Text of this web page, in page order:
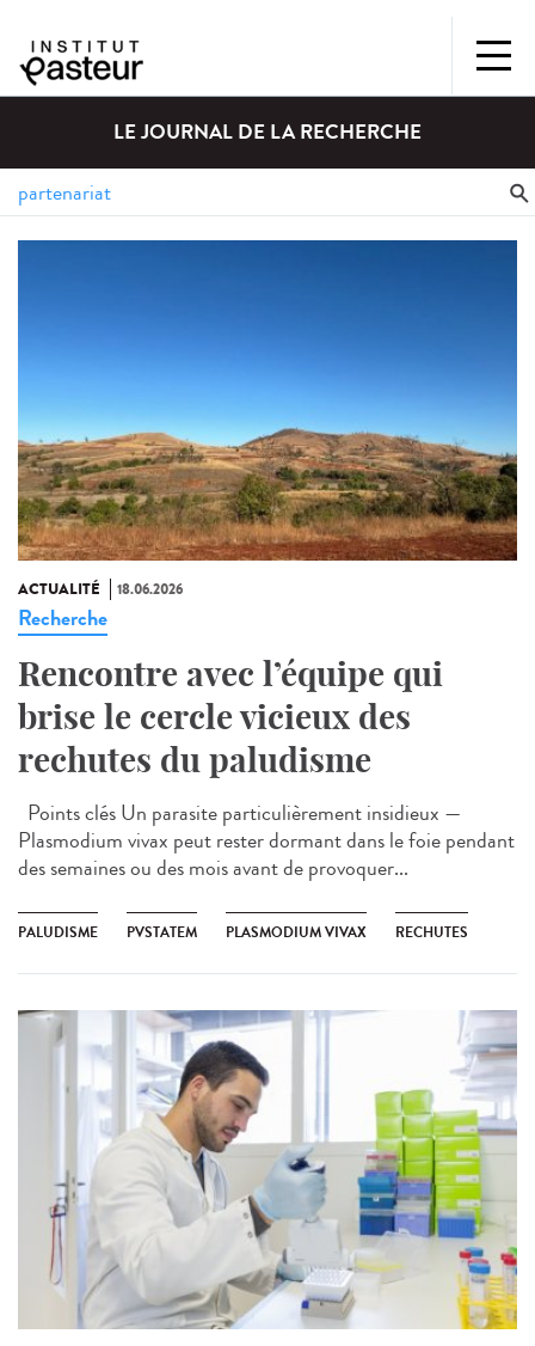
LE JOURNAL DE LA RECHERCHE
ACTUALITÉ 18.06.2026
Recherche
Rencontre avec l’équipe qui
brise le cercle vicieux des
rechutes du paludisme
Points clés Un parasite particulièrement insidieux —
Plasmodium vivax peut rester dormant dans le foie pendant
des semaines ou des mois avant de provoquer...
PALUDISME PVSTATEM PLASMODIUM VIVAX RECHUTES